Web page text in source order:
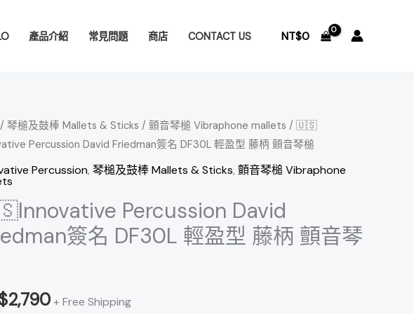
產品介紹 常見問題 商店 CONTACT US NT$0
/ 琴槌及鼓棒 Mallets & Sticks / 顫音琴槌 Vibraphone mallets / 🇺🇸
Percussion David Friedman簽名 DF30L 輕盈型 藤柄 顫音琴槌
Percussion, 琴槌及鼓棒 Mallets & Sticks, 顫音琴槌 Vibraphone
Percussion David
簽名 DF30L 輕盈型 藤柄 顫音琴
2,790+ Free Shipping